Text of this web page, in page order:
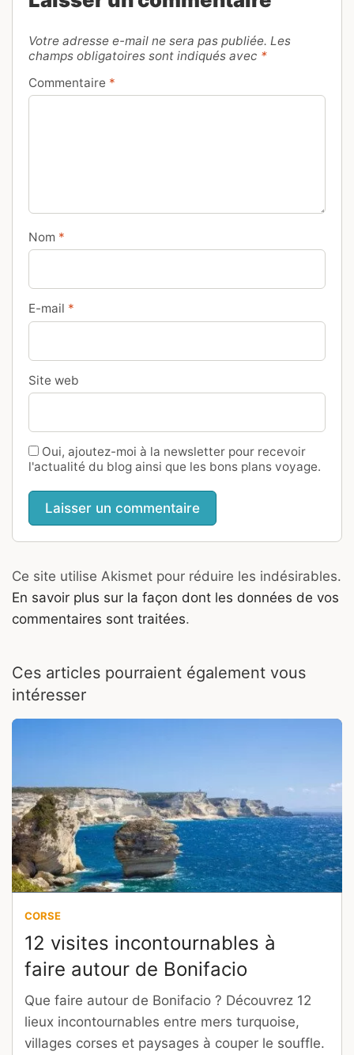
Votre adresse e-mail ne sera pas publiée. Les
champs obligatoires sont indiqués avec *
Commentaire *
Nom *
E-mail *
Site web
Oui, ajoutez-moi à la newsletter pour recevoir
l'actualité du blog ainsi que les bons plans voyage.
Ce site utilise Akismet pour réduire les indésirables.
En savoir plus sur la façon dont les données de vos
commentaires sont traitées.
Ces articles pourraient également vous
intéresser
CORSE
12 visites incontournables à
faire autour de Bonifacio
Que faire autour de Bonifacio ? Découvrez 12
lieux incontournables entre mers turquoise,
villages corses et paysages à couper le souffle.